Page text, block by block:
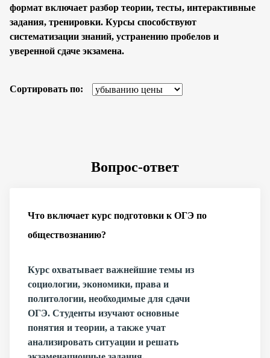
формат включает разбор теории, тесты, интерактивные
задания, тренировки. Курсы способствуют
систематизации знаний, устранению пробелов и
уверенной сдаче экзамена.
Сортировать по:
Вопрос-ответ
Что включает курс подготовки к ОГЭ по
обществознанию?
Курс охватывает важнейшие темы из
социологии, экономики, права и
политологии, необходимые для сдачи
ОГЭ. Студенты изучают основные
понятия и теории, а также учат
анализировать ситуации и решать